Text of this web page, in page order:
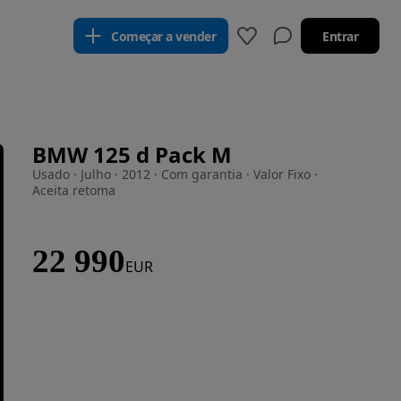
Começar a vender Entrar
BMW 125 d Pack M
Usado · Julho · 2012 · Com garantia · Valor Fixo ·
Aceita retoma
22 990EUR